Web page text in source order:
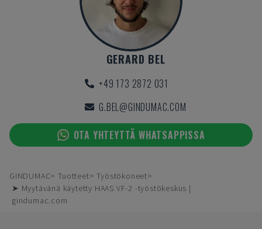
GERARD BEL
+49 173 2872 031
G.BEL@GINDUMAC.COM
OTA YHTEYTTÄ WHATSAPPISSA
GINDUMAC Tuotteet
Työstökoneet
➤ Myytävänä käytetty HAAS VF-2 -työstökeskus |
gindumac.com